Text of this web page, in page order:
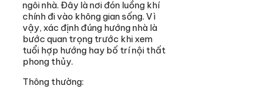
ngôi nhà. Đây là nơi đón luồng khí
chính đi vào không gian sống. Vì
vậy, xác định đúng hướng nhà là
bước quan trọng trước khi xem
tuổi hợp hướng hay bố trí nội thất
phong thủy.
Thông thường: